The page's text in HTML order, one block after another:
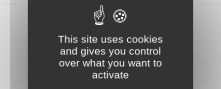
This site uses cookies
and gives you control
over what you want to
activate